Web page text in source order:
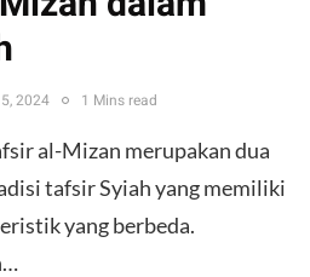
2024 1 Mins read
al-Mizan merupakan dua
tafsir Syiah yang memiliki
yang berbeda.